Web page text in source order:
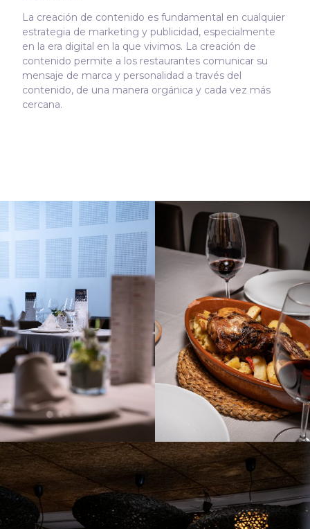
La creación de contenido es fundamental en cualquier
estrategia de marketing y publicidad, especialmente
en la era digital en la que vivimos. La creación de
contenido permite a los restaurantes comunicar su
mensaje de marca y personalidad a través del
contenido, de una manera orgánica y cada vez más
cercana.